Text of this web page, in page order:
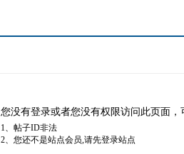
您没有登录或者您没有权限访问此页面
1、帖子ID非法
2、您还不是站点会员,请先登录站点